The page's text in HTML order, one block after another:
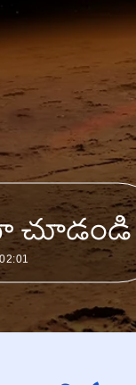
02:01